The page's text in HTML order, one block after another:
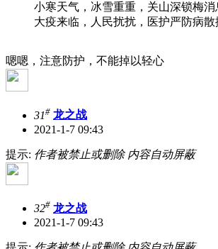
小寒天气，冰雪重重，关山深锁梅消
大疫来临，人民扰扰，医护严防病散
嗯嗯，注意防护，不能掉以轻心
31# 龙之战
2021-1-7 09:43
提示: 作者被禁止或删除 内容自动屏蔽
32# 龙之战
2021-1-7 09:43